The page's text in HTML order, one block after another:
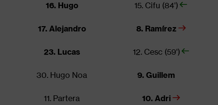
16. Hugo
17. Alejandro
23. Lucas
30. Hugo Noa
11. Partera
15. Cifu (84')
8. Ramírez
12. Cesc (59')
9. Guillem
10. Adri